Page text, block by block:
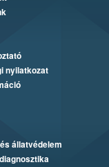
nyilatkozat
állatvédelem